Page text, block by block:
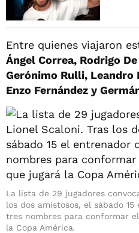
Entre quienes viajaron
Ángel Correa, Rodrigo
Gerónimo Rulli, Leandro
Enzo Fernández y
La lista de 29 jugadores
los dos amistosos, el sábado
tres nombres para conformar
la Copa América.